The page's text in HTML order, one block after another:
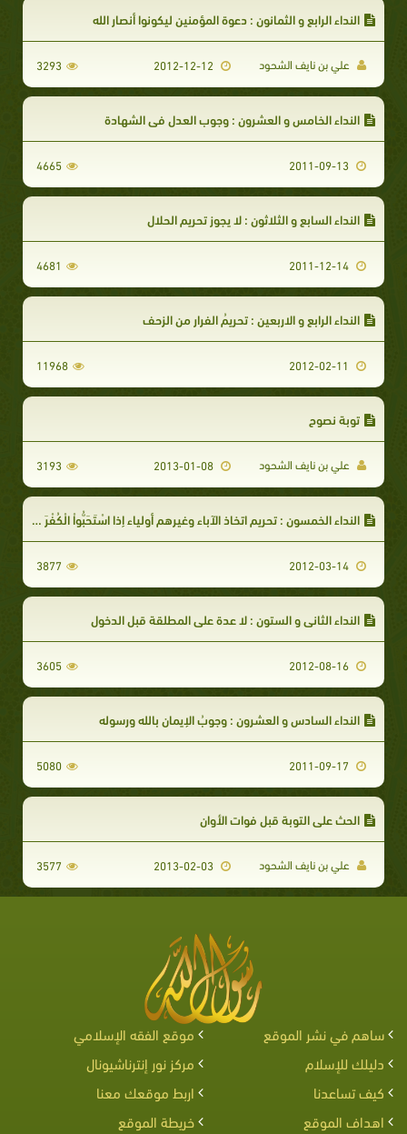
النداء الرابع و الثمانون : دعوة المؤمنين ليكونوا أنصار الله
علي بن نايف الشحود 3293
النداء الخامس و العشرون : وجوب العدل في الشهادة
4665
النداء السابع و الثلاثون : لا يجوز تحريم الحلال
4681
النداء الرابع و الاربعين : تحريمُ الفرار من الزحف
11968
توبة نصوح
علي بن نايف الشحود 3193
النداء الخمسون : تحريم اتخاذ الآباء وغيرهم أولياء إذا اسْتَحَبُّواْ الْكُفْرَ عَلَى الإِيمَانِ
3877
النداء الثاني و الستون : لا عدة على المطلقة قبل الدخول
3605
النداء السادس و العشرون : وجوبُ الإيمان بالله ورسوله
5080
الحث على التوبة قبل فوات الأوان
علي بن نايف الشحود 3577
ساهم في نشر الموقع
موقع الفقه الإسلامي
دليلك للإسلام
مركز نور إنترناشيونال
كيف تساعدنا
اربط موقعك معنا
اهداف الموقع
خريطة الموقع